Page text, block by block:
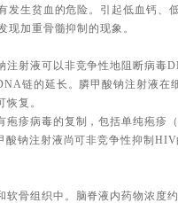
生贫血的危险。引起低血钙、
现加重骨髓抑制的现象。
注射液可以非竞争性地阻断病毒
链的延长。膦甲酸钠注射液在
复。
疱疹病毒的复制，包括单纯疱疹
酸钠注射液尚可非竞争性抑制
软骨组织中。脑脊液内药物浓度